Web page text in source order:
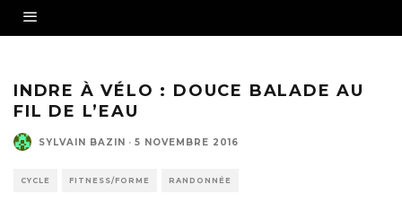
INDRE À VÉLO : DOUCE BALADE AU
FIL DE L’EAU
SYLVAIN BAZIN · 5 NOVEMBRE 2016
CYCLE FITNESS/FORME RANDONNÉE